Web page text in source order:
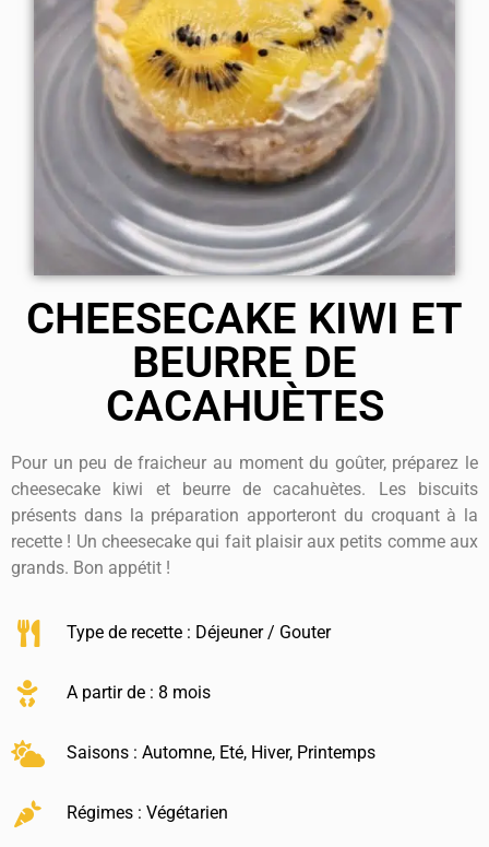
CHEESECAKE KIWI ET
BEURRE DE
CACAHUÈTES
Pour un peu de fraicheur au moment du goûter, préparez le
cheesecake kiwi et beurre de cacahuètes. Les biscuits
présents dans la préparation apporteront du croquant à la
recette ! Un cheesecake qui fait plaisir aux petits comme aux
grands. Bon appétit !
Type de recette : Déjeuner / Gouter
A partir de : 8 mois
Saisons :Automne, Eté, Hiver, Printemps
Régimes :Végétarien